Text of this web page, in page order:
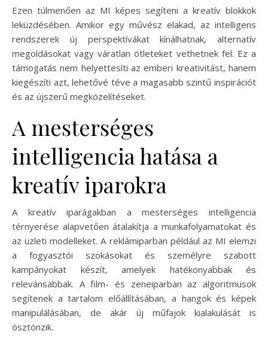
Ezen túlmenően az MI képes segíteni a kreatív blokkok
leküzdésében. Amikor egy művész elakad, az intelligens
rendszerek új perspektívákat kínálhatnak, alternatív
megoldásokat vagy váratlan ötleteket vethetnek fel. Ez a
támogatás nem helyettesíti az emberi kreativitást, hanem
kiegészíti azt, lehetővé téve a magasabb szintű inspirációt
és az újszerű megközelítéseket.
A mesterséges
intelligencia hatása a
kreatív iparokra
A kreatív iparágakban a mesterséges intelligencia
térnyerése alapvetően átalakítja a munkafolyamatokat és
az üzleti modelleket. A reklámiparban például az MI elemzi
a fogyasztói szokásokat és személyre szabott
kampányokat készít, amelyek hatékonyabbak és
relevánsabbak. A film- és zeneiparban az algoritmusok
segítenek a tartalom előállításában, a hangok és képek
manipulálásában, de akár új műfajok kialakulását is
ösztönzik.